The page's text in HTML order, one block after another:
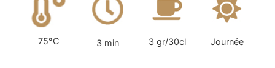
75°C 3 min 3 gr/30cl Journée